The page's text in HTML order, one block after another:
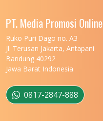
PT. Media Promosi Online
Ruko Puri Dago no. A3
Jl. Terusan Jakarta, Antapani
Bandung 40292
Jawa Barat Indonesia
0817-2847-888